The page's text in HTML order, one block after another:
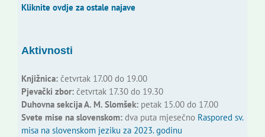
Kliknite ovdje za ostale najave
Aktivnosti
Knjižnica:četvrtak 17.00 do 19.00
Pjevački zbor:četvrtak 17.30 do 19.30
Duhovna sekcija A. M. Slomšek:petak 15.00 do 17.00
Svete mise na slovenskom:dva puta mjesečno Raspored sv.
misa na slovenskom jeziku za 2023. godinu